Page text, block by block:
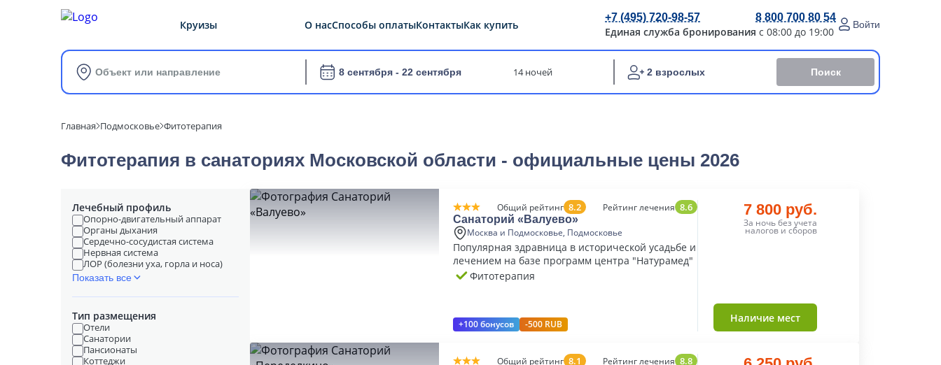
Круизы О насСпособы оплатыКонтактыКак купить
+7 (495) 720-98-57 8 800 700 80 54
Единая служба бронирования с 08:00 до 19:00
Войти
Объект или направление 8 сентября - 22 сентября 14 ночей 2 взрослых Поиск
Главная Подмосковье Фитотерапия
Фитотерапия в cанаториях Московской области - официальные цены 2026
Лечебный профиль
Опорно-двигательный аппарат
Органы дыхания
Сердечно-сосудистая система
Нервная система
ЛОР (болезни уха, горла и носа)
Показать все
Тип размещения
Отели
Санатории
Пансионаты
Коттеджи
Общий рейтинг 8.2 Рейтинг лечения 8.6
Санаторий «Валуево»
Москва и Подмосковье, Подмосковье
Популярная здравница в исторической усадьбе и
лечением на базе программ центра "Натурамед"
Фитотерапия
+100 бонусов -500 RUB
7 800 руб.
За ночь без учета
налогов и сборов
Наличие мест
Общий рейтинг 8.1 Рейтинг лечения 8.8